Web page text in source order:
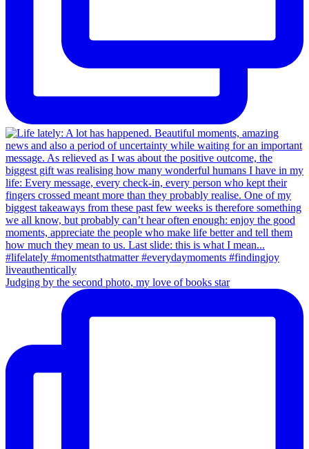
Judging by the second photo, my love of books star